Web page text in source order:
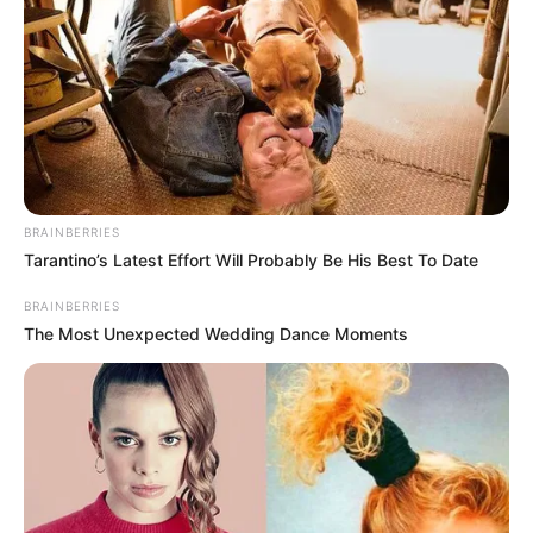
Tarjetas de Crédito Premium: El Nuevo
Símbolo del Poder Financiero en 2026
Las tarjetas de crédito premium se han
convertido en mucho más que una herramienta
de pago. En 2026, representan exclusividad,
acceso privilegiado y un estilo de vida de alto
BRAINBERRIES
Tarantino’s Latest Effort Will Probably Be His Best To Date
BRAINBERRIES
The Most Unexpected Wedding Dance Moments